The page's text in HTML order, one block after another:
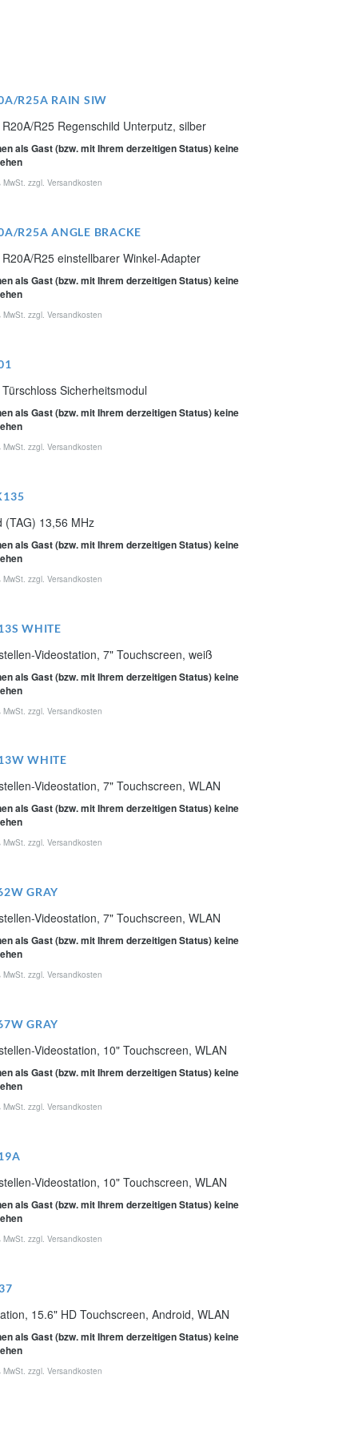
R25A RAIN SIW
R25 Regenschild Unterputz, silber
als Gast (bzw. mit Ihrem derzeitigen Status) keine
MwSt. zzgl.Versandkosten
R25A ANGLE BRACKE
R25 einstellbarer Winkel-Adapter
als Gast (bzw. mit Ihrem derzeitigen Status) keine
MwSt. zzgl.Versandkosten
Sicherheitsmodul
als Gast (bzw. mit Ihrem derzeitigen Status) keine
MwSt. zzgl.Versandkosten
(TAG) 13,56 MHz
als Gast (bzw. mit Ihrem derzeitigen Status) keine
MwSt. zzgl.Versandkosten
WHITE
Videostation, 7" Touchscreen, weiß
als Gast (bzw. mit Ihrem derzeitigen Status) keine
MwSt. zzgl.Versandkosten
WHITE
Videostation, 7" Touchscreen, WLAN
als Gast (bzw. mit Ihrem derzeitigen Status) keine
MwSt. zzgl.Versandkosten
GRAY
Videostation, 7" Touchscreen, WLAN
als Gast (bzw. mit Ihrem derzeitigen Status) keine
MwSt. zzgl.Versandkosten
GRAY
Videostation, 10" Touchscreen, WLAN
als Gast (bzw. mit Ihrem derzeitigen Status) keine
MwSt. zzgl.Versandkosten
Videostation, 10" Touchscreen, WLAN
als Gast (bzw. mit Ihrem derzeitigen Status) keine
MwSt. zzgl.Versandkosten
15.6" HD Touchscreen, Android, WLAN
als Gast (bzw. mit Ihrem derzeitigen Status) keine
MwSt. zzgl.Versandkosten